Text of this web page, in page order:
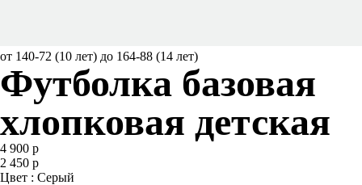
от 140-72 (10 лет) до 164-88 (14 лет)
Футболка базовая
хлопковая детская
4 900 р
2 450 р
Цвет : Серый